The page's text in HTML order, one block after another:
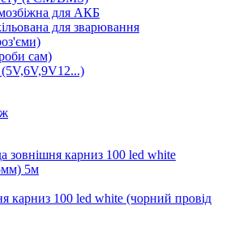
для АКБ
для зварювання
сам)
карниз 100 led white (чорний провід